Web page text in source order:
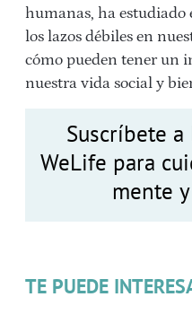
humanas, ha
los lazos débiles en
cómo pueden tener un
nuestra vida social y
Suscríbete
WeLife para
mente
TE PUEDE